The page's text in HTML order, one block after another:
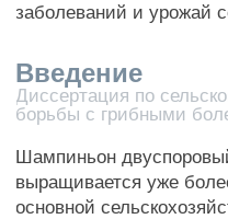
заболеваний и урожай
Введение
Диссертация по
борьбы с грибными
Шампиньон
выращивается уже
основной